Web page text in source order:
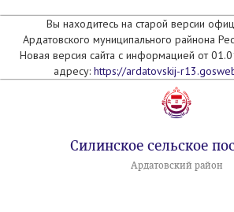
Вы находитесь на старой версии
Ардатовского муниципального райнона
Новая версия сайта с информацией от
адресу: https://ardatovskij-
Силинское сельское
Ардатовский район